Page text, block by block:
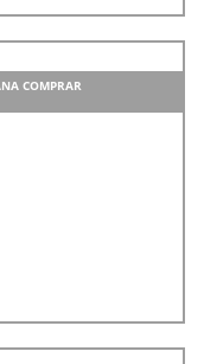
COMPRAR